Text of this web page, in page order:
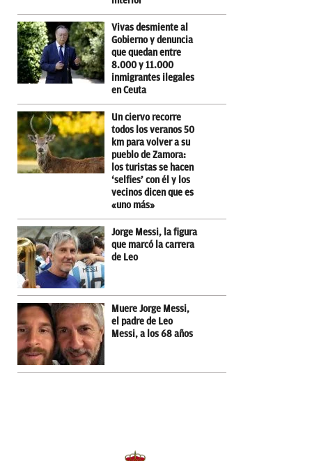
Vivas desmiente al
Gobierno y denuncia
que quedan entre
8.000 y 11.000
inmigrantes ilegales
en Ceuta
Un ciervo recorre
todos los veranos 50
km para volver a su
pueblo de Zamora:
los turistas se hacen
‘selfies’ con él y los
vecinos dicen que es
«uno más»
Jorge Messi, la figura
que marcó la carrera
de Leo
Muere Jorge Messi,
el padre de Leo
Messi, a los 68 años